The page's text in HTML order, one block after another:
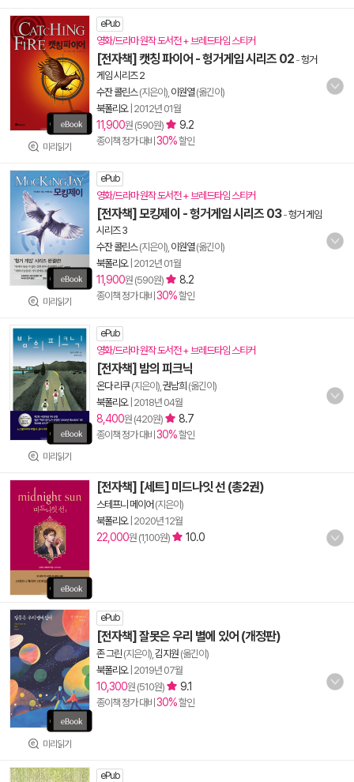
미리읽기
ePub
영화/드라마 원작 도서전 + 브레드타임 스티커
[전자책] 캣칭 파이어 - 헝거게임 시리즈 02 -헝거
게임 시리즈 2
수잔 콜린스(지은이), 이원열(옮긴이)
북폴리오| 2012년 01월
11,900원 (590원) 9.2
종이책 정가 대비 30%할인
미리읽기
ePub
영화/드라마 원작 도서전 + 브레드타임 스티커
[전자책] 모킹제이 - 헝거게임 시리즈 03-헝거 게임
시리즈 3
수잔 콜린스(지은이), 이원열(옮긴이)
북폴리오| 2012년 01월
11,900원 (590원) 8.2
종이책 정가 대비 30%할인
미리읽기
ePub
영화/드라마 원작 도서전 + 브레드타임 스티커
[전자책] 밤의 피크닉
온다 리쿠(지은이), 권남희 (옮긴이)
북폴리오| 2018년 04월
8,400원 (420원) 8.7
종이책 정가 대비 30%할인
[전자책] [세트] 미드나잇 선 (총2권)
스테프니 메이어 (지은이)
북폴리오| 2020년 12월
22,000원 (1,100원) 10.0
미리읽기
ePub
[전자책] 잘못은 우리 별에 있어 (개정판)
존 그린 (지은이), 김지원 (옮긴이)
북폴리오| 2019년 07월
10,300원 (510원) 9.1
종이책 정가 대비 30%할인
ePub